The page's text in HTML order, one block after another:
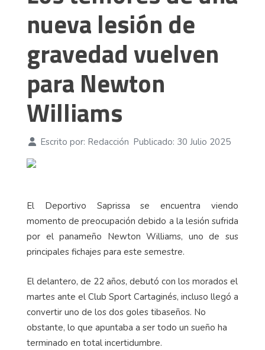
nueva lesión de
gravedad vuelven
para Newton
Williams
Escrito por: Redacción Publicado: 30 Julio 2025
El Deportivo Saprissa se encuentra viendo
momento de preocupación debido a la lesión sufrida
por el panameño Newton Williams, uno de sus
principales fichajes para este semestre.
El delantero, de 22 años, debutó con los morados el
martes ante el Club Sport Cartaginés, incluso llegó a
convertir uno de los dos goles tibaseños. No
obstante, lo que apuntaba a ser todo un sueño ha
terminado en total incertidumbre.